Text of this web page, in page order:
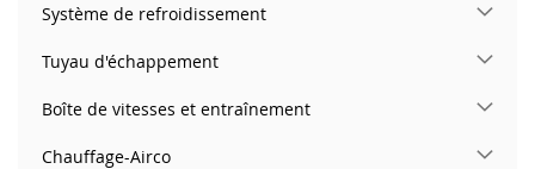
Système de refroidissement
Tuyau d'échappement
Boîte de vitesses et entraînement
Chauffage-Airco